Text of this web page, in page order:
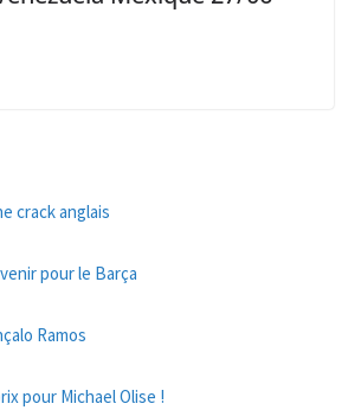
crack anglais
pour le Barça
Ramos
pour Michael Olise !